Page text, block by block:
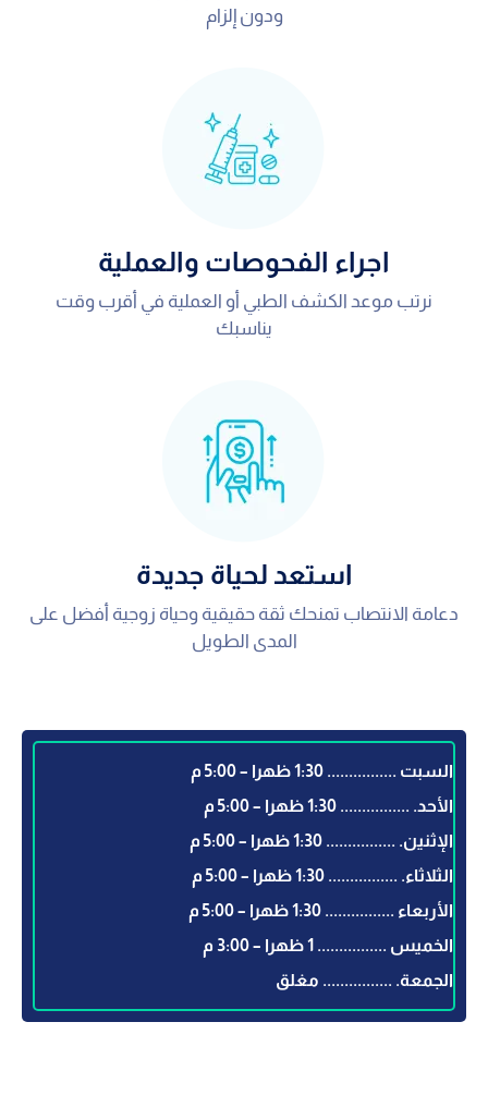
ودون إلزام
اجراء الفحوصات والعملية
نرتب موعد الكشف الطبي أو العملية في أقرب وقت
يناسبك
استعد لحياة جديدة
دعامة الانتصاب تمنحك ثقة حقيقية وحياة زوجية أفضل على
المدى الطويل
السبت ................ 1:30 ظهرا – 5:00 م
الأحد. ................ 1:30 ظهرا – 5:00 م
الإثنين. ................ 1:30 ظهرا – 5:00 م
الثلاثاء. ................ 1:30 ظهرا – 5:00 م
الأربعاء ................ 1:30 ظهرا – 5:00 م
الخميس ................ 1 ظهرا – 3:00 م
الجمعة. ................ مغلق